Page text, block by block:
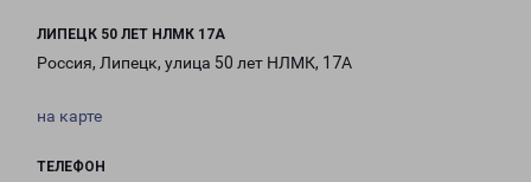
ЛИПЕЦК 50 ЛЕТ НЛМК 17А
Россия, Липецк, улица 50 лет НЛМК, 17А
на карте
ТЕЛЕФОН